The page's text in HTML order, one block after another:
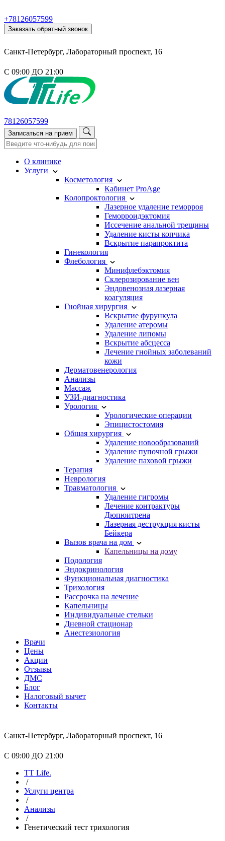
+78126057599
Заказать обратный звонок
Санкт-Петербург, Лабораторный проспект, 16
С 09:00 ДО 21:00
78126057599
Записаться на прием
О клинике
Услуги
Косметология
Кабинет ProAge
Колопроктология
Лазерное удаление геморроя
Геморроидэктомия
Иссечение анальной трещины
Удаление кисты копчика
Вскрытие парапроктита
Гинекология
Флебология
Минифлебэктомия
Склерозирование вен
Эндовенозная лазерная
коагуляция
Гнойная хирургия
Вскрытие фурункула
Удаление атеромы
Удаление липомы
Вскрытие абсцесса
Лечение гнойных заболеваний
кожи
Дерматовенерология
Анализы
Массаж
УЗИ-диагностика
Урология
Урологические операции
Эпицистостомия
Общая хирургия
Удаление новообразований
Удаление пупочной грыжи
Удаление паховой грыжи
Терапия
Неврология
Травматология
Удаление гигромы
Лечение контрактуры
Дюпюитрена
Лазерная деструкция кисты
Бейкера
Вызов врача на дом
Капельницы на дому
Подология
Эндокринология
Функциональная диагностика
Трихология
Рассрочка на лечение
Капельницы
Индивидуальные стельки
Дневной стационар
Анестезиология
Врачи
Цены
Акции
Отзывы
ДМС
Блог
Налоговый вычет
Контакты
Санкт-Петербург, Лабораторный проспект, 16
С 09:00 ДО 21:00
TT Life.
/
Услуги центра
/
Анализы
/
Генетический тест трихология